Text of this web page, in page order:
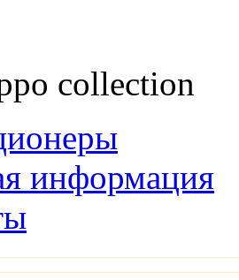
collection
информация